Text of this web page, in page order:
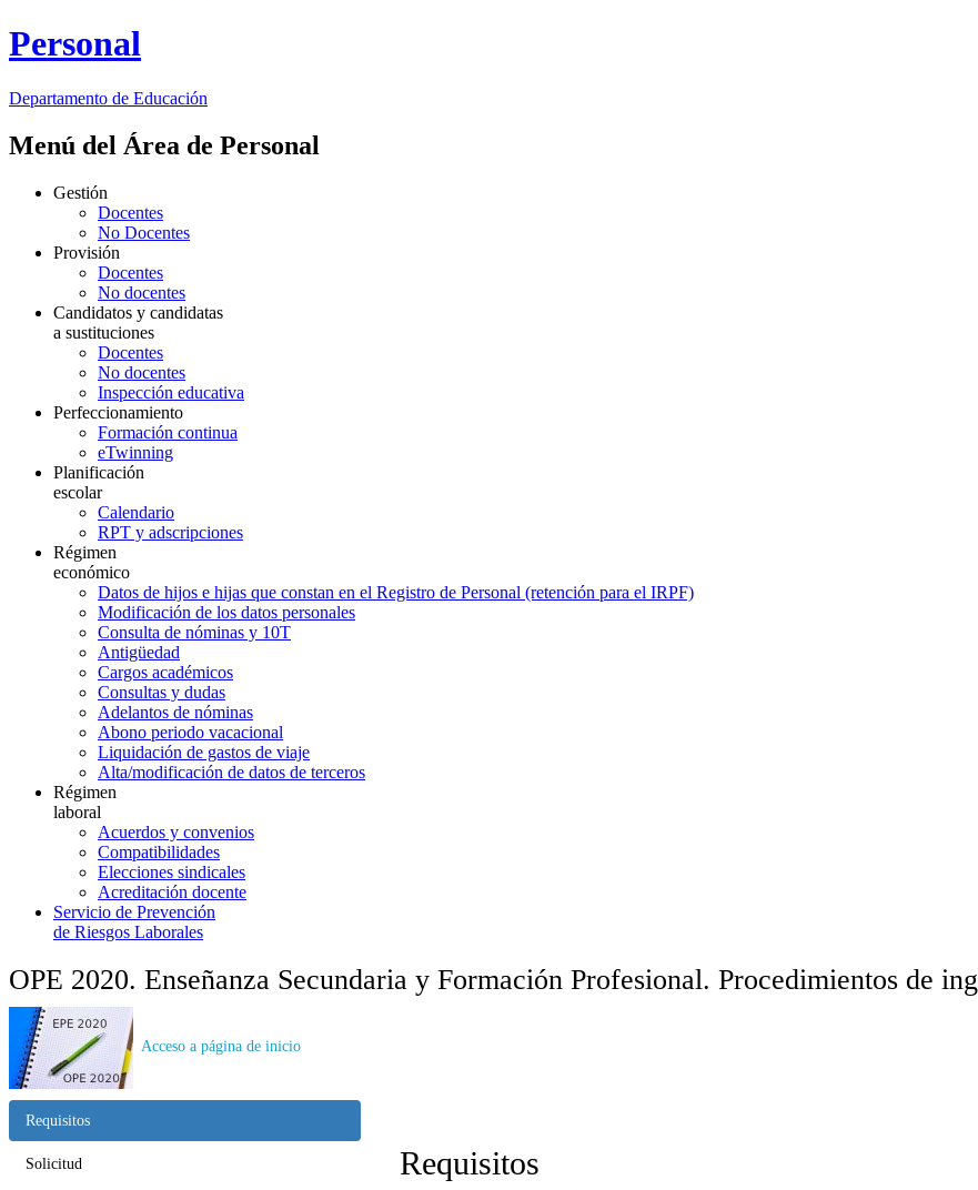
Personal
Departamento de Educación
Menú del Área de Personal
Gestión
Docentes
No Docentes
Provisión
Docentes
No docentes
Candidatos y candidatas
a sustituciones
Docentes
No docentes
Inspección educativa
Perfeccionamiento
Formación continua
eTwinning
Planificación
escolar
Calendario
RPT y adscripciones
Régimen
económico
Datos de hijos e hijas que constan en el Registro de Personal (retención para el IRPF)
Modificación de los datos personales
Consulta de nóminas y 10T
Antigüedad
Cargos académicos
Consultas y dudas
Adelantos de nóminas
Abono periodo vacacional
Liquidación de gastos de viaje
Alta/modificación de datos de terceros
Régimen
laboral
Acuerdos y convenios
Compatibilidades
Elecciones sindicales
Acreditación docente
Servicio de Prevención
de Riesgos Laborales
OPE 2020. Enseñanza Secundaria y Formación Profesional. Procedimientos de
Acceso a página de inicio
Requisitos
Solicitud Requisitos